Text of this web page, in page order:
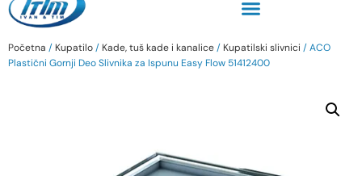
Početna / Kupatilo/ Kade, tuš kade i kanalice/ Kupatilski slivnici / ACO
Plastični Gornji Deo Slivnika za Ispunu Easy Flow 51412400